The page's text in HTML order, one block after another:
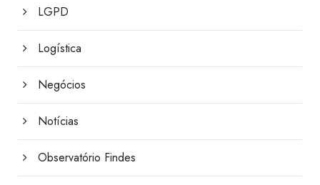
LGPD
Logística
Negócios
Notícias
Observatório Findes